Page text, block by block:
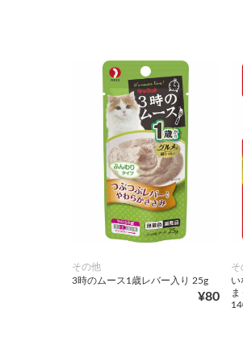
その他
3時のムース1歳レバー入り 25g
¥80
そ
い